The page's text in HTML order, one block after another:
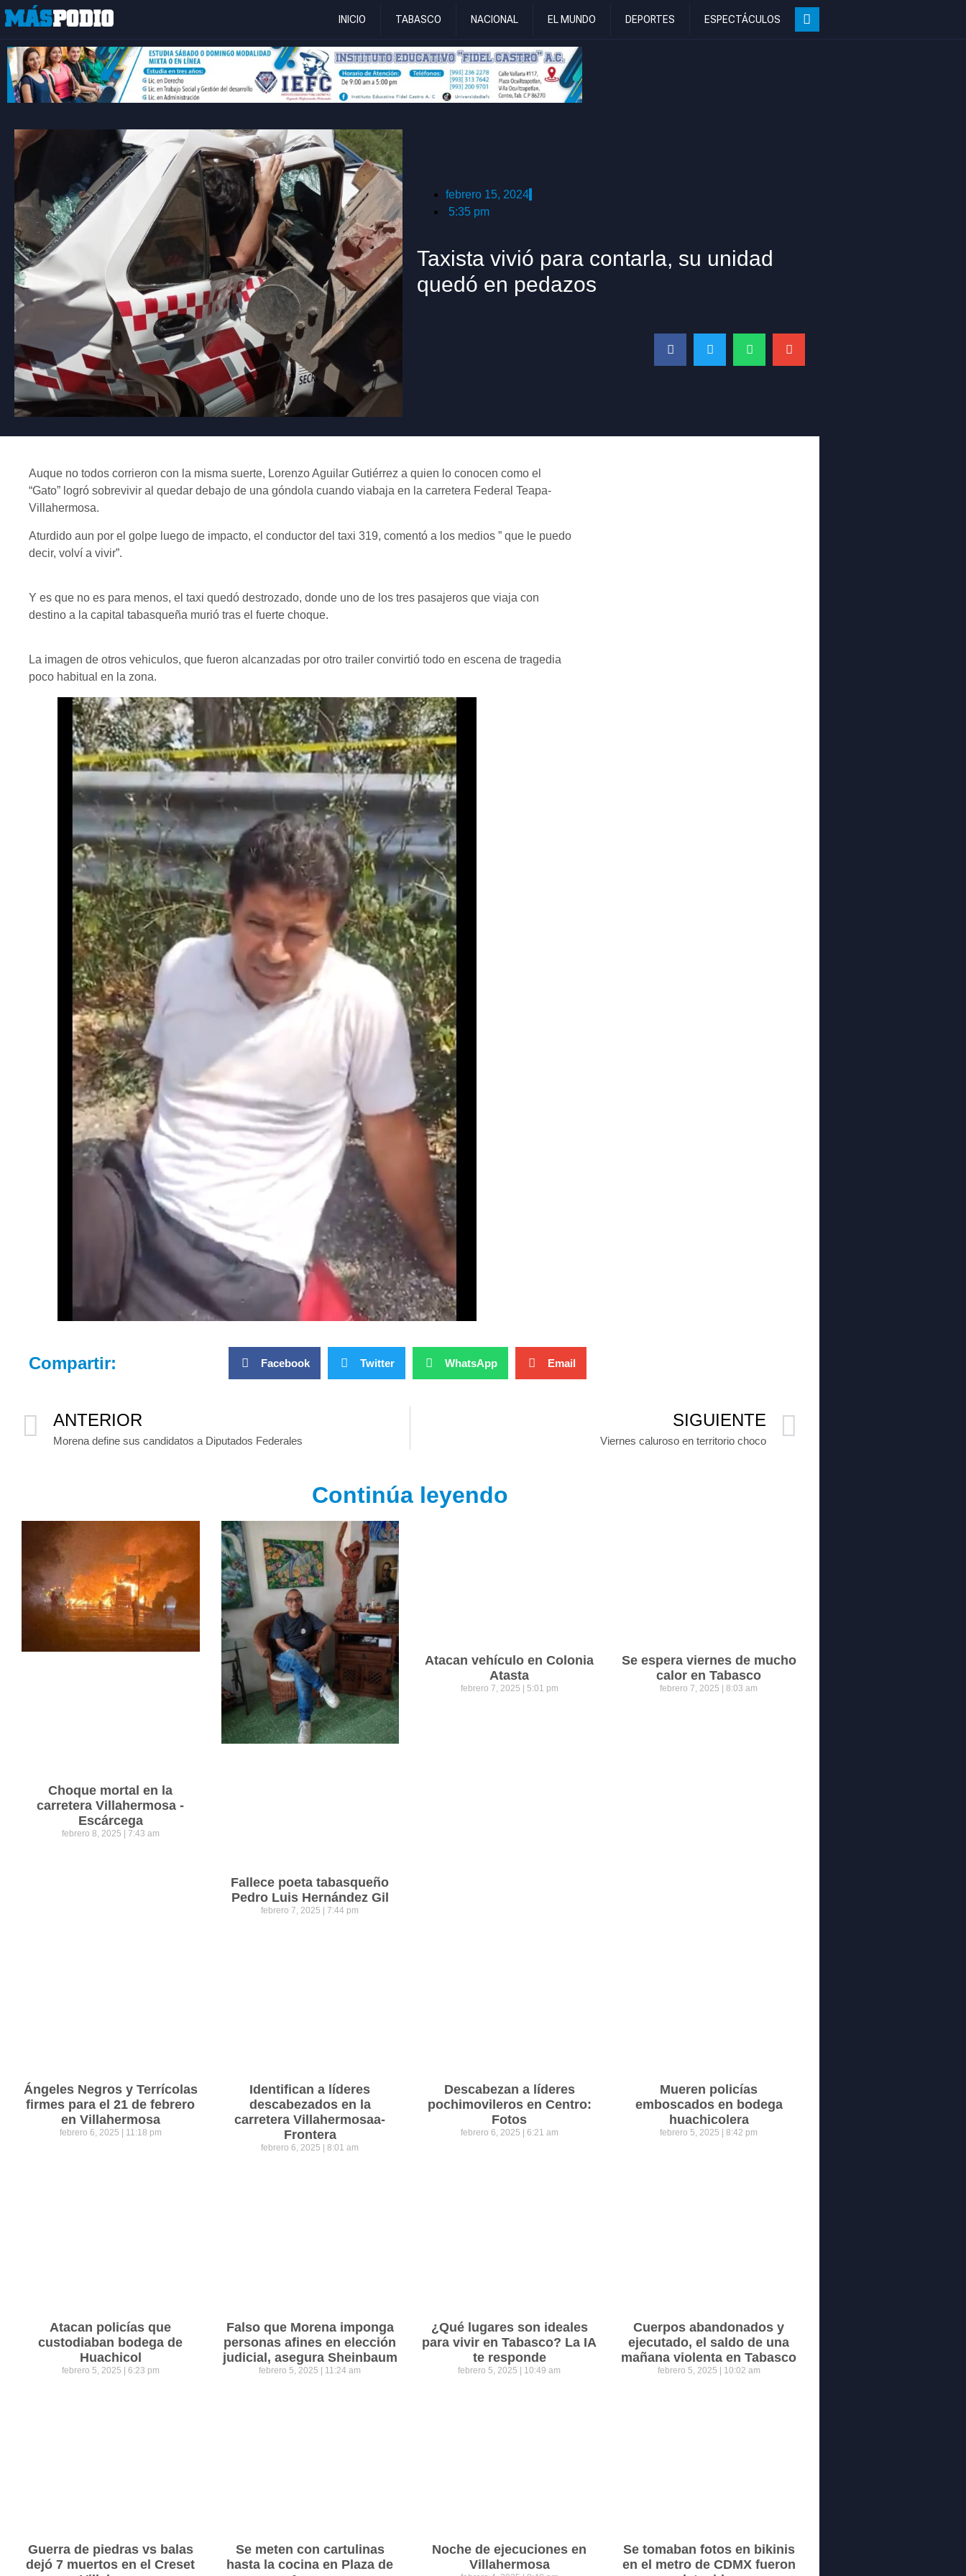
INICIO TABASCO NACIONAL EL MUNDO DEPORTES ESPECTÁCULOS
febrero 15, 2024
5:35 pm
Taxista vivió para contarla, su unidad
quedó en pedazos
Auque no todos corrieron con la misma suerte, Lorenzo Aguilar Gutiérrez a quien lo conocen como el
“Gato” logró sobrevivir al quedar debajo de una góndola cuando viabaja en la carretera Federal Teapa-
Villahermosa.
Aturdido aun por el golpe luego de impacto, el conductor del taxi 319, comentó a los medios ” que le puedo
decir, volví a vivir”.
Y es que no es para menos, el taxi quedó destrozado, donde uno de los tres pasajeros que viaja con
destino a la capital tabasqueña murió tras el fuerte choque.
La imagen de otros vehiculos, que fueron alcanzadas por otro trailer convirtió todo en escena de tragedia
poco habitual en la zona.
Compartir: Facebook Twitter WhatsApp Email
ANTERIOR
Morena define sus candidatos a Diputados Federales
SIGUIENTE
Viernes caluroso en territorio choco
Continúa leyendo
Choque mortal en la
carretera Villahermosa -
Escárcega
febrero 8, 2025 7:43 am
Fallece poeta tabasqueño
Pedro Luis Hernández Gil
febrero 7, 2025 7:44 pm
Atacan vehículo en Colonia
Atasta
febrero 7, 2025 5:01 pm
Se espera viernes de mucho
calor en Tabasco
febrero 7, 2025 8:03 am
Ángeles Negros y Terrícolas
firmes para el 21 de febrero
en Villahermosa
febrero 6, 2025 11:18 pm
Identifican a líderes
descabezados en la
carretera Villahermosaa-
Frontera
febrero 6, 2025 8:01 am
Descabezan a líderes
pochimovileros en Centro:
Fotos
febrero 6, 2025 6:21 am
Mueren policías
emboscados en bodega
huachicolera
febrero 5, 2025 8:42 pm
Atacan policías que
custodiaban bodega de
Huachicol
febrero 5, 2025 6:23 pm
Falso que Morena imponga
personas afines en elección
judicial, asegura Sheinbaum
febrero 5, 2025 11:24 am
¿Qué lugares son ideales
para vivir en Tabasco? La IA
te responde
febrero 5, 2025 10:49 am
Cuerpos abandonados y
ejecutado, el saldo de una
mañana violenta en Tabasco
febrero 5, 2025 10:02 am
Guerra de piedras vs balas
dejó 7 muertos en el Creset
Se meten con cartulinas
hasta la cocina en Plaza de
Noche de ejecuciones en
Villahermosa
Se tomaban fotos en bikinis
en el metro de CDMX fueron